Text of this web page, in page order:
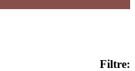
Filtre: